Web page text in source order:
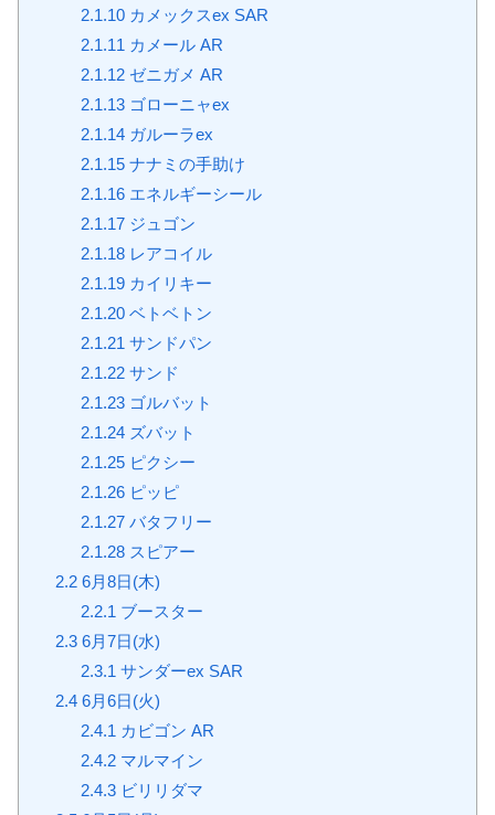
2.1.10カメックスex SAR
2.1.11 カメール AR
2.1.12ゼニガメ AR
2.1.13ゴローニャex
2.1.14ガルーラex
2.1.15ナナミの手助け
2.1.16エネルギーシール
2.1.17ジュゴン
2.1.18レアコイル
2.1.19カイリキー
2.1.20ベトベトン
2.1.21 サンドパン
2.1.22サンド
2.1.23ゴルバット
2.1.24ズバット
2.1.25ピクシー
2.1.26ピッピ
2.1.27バタフリー
2.1.28スピアー
2.26月8日(木)
2.2.1 ブースター
2.36月7日(水)
2.3.1 サンダーex SAR
2.46月6日(火)
2.4.1 カビゴン AR
2.4.2マルマイン
2.4.3ビリリダマ